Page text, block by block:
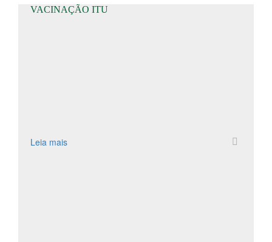
VACINAÇÃO ITU
Leia mais